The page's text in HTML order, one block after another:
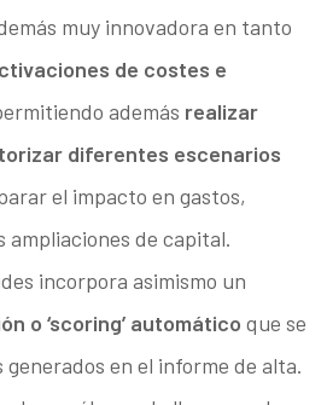
muy innovadora en tanto
de costes e
además realizar
diferentes escenarios
el impacto en gastos,
ampliaciones de capital.
incorpora asimismo un
o ‘scoring’ automático que se
en el informe de alta.